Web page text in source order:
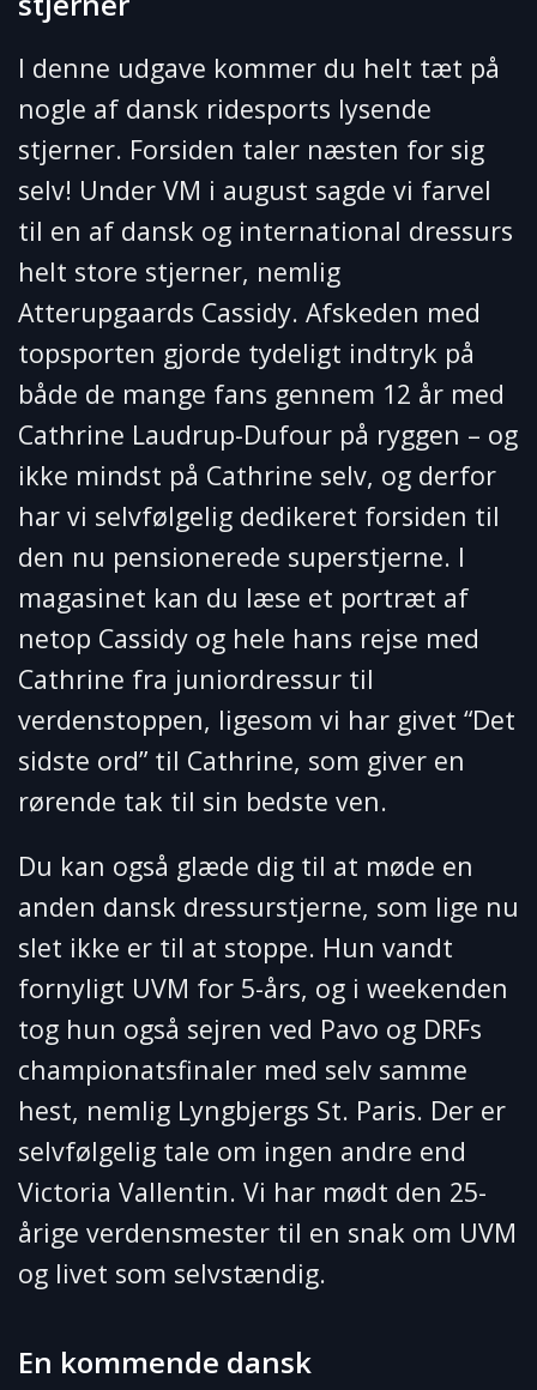
I denne udgave kommer du helt tæt på
nogle af dansk ridesports lysende
stjerner. Forsiden taler næsten for sig
selv! Under VM i august sagde vi farvel
til en af dansk og international dressurs
helt store stjerner, nemlig
Atterupgaards Cassidy. Afskeden med
topsporten gjorde tydeligt indtryk på
både de mange fans gennem 12 år med
Cathrine Laudrup-Dufour på ryggen – og
ikke mindst på Cathrine selv, og derfor
har vi selvfølgelig dedikeret forsiden til
den nu pensionerede superstjerne. I
magasinet kan du læse et portræt af
netop Cassidy og hele hans rejse med
Cathrine fra juniordressur til
verdenstoppen, ligesom vi har givet “Det
sidste ord” til Cathrine, som giver en
rørende tak til sin bedste ven.
Du kan også glæde dig til at møde en
anden dansk dressurstjerne, som lige nu
slet ikke er til at stoppe. Hun vandt
fornyligt UVM for 5-års, og i weekenden
tog hun også sejren ved Pavo og DRFs
championatsfinaler med selv samme
hest, nemlig Lyngbjergs St. Paris. Der er
selvfølgelig tale om ingen andre end
Victoria Vallentin. Vi har mødt den 25-
årige verdensmester til en snak om UVM
og livet som selvstændig.
En kommende dansk